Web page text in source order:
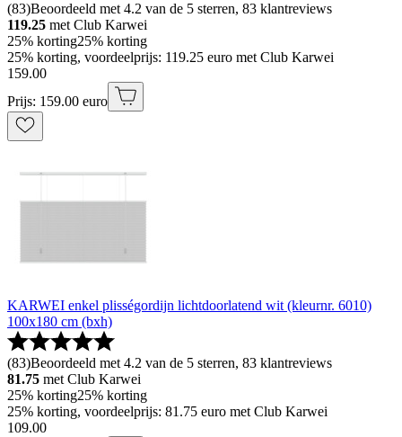
(83)Beoordeeld met 4.2 van de 5 sterren, 83 klantreviews
119.25 met Club Karwei
25% korting25% korting
25% korting, voordeelprijs: 119.25 euro met Club Karwei
159.00
Prijs: 159.00 euro
KARWEI enkel plisségordijn lichtdoorlatend wit (kleurnr. 6010)
100x180 cm (bxh)
(83)Beoordeeld met 4.2 van de 5 sterren, 83 klantreviews
81.75 met Club Karwei
25% korting25% korting
25% korting, voordeelprijs: 81.75 euro met Club Karwei
109.00